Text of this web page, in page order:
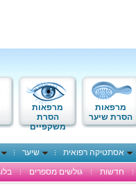
מרפאות
הסרת שיער
מרפאות
הסרת
משקפיים
אסתטיקה רפואית שיער
חדשות גולשים מספרים